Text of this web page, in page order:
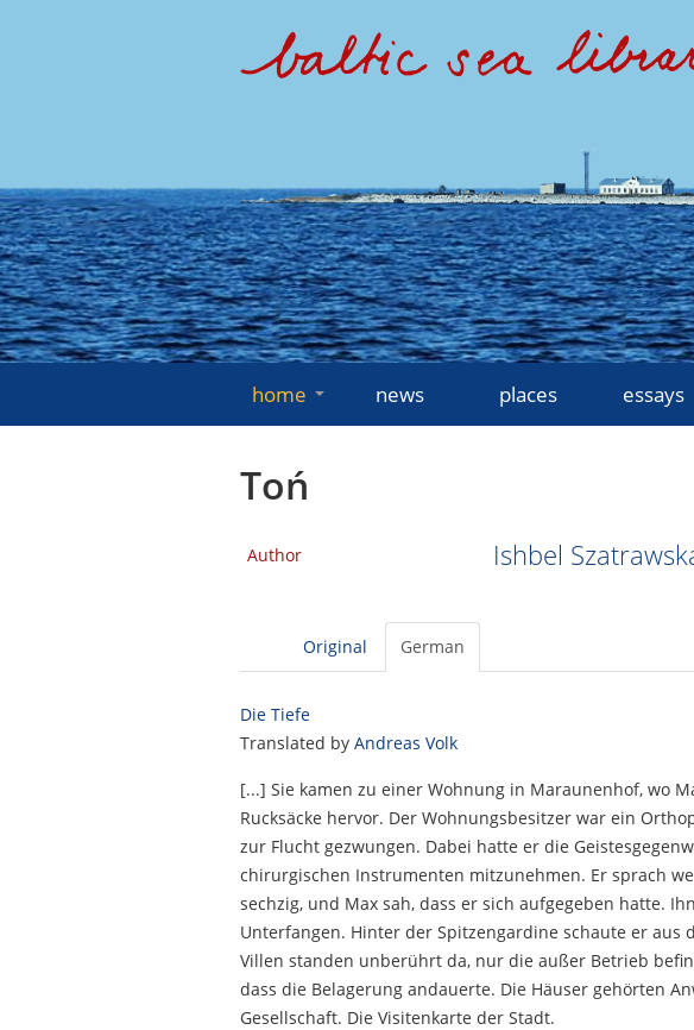
home news places essays
Toń
Author Ishbel
Original German
Die Tiefe
Translated by Andreas Volk
[...] Sie kamen zu einer Wohnung in Maraunenhof, wo
Rucksäcke hervor. Der Wohnungsbesitzer war ein
zur Flucht gezwungen. Dabei hatte er die
chirurgischen Instrumenten mitzunehmen. Er sprach
sechzig, und Max sah, dass er sich aufgegeben hatte.
Unterfangen. Hinter der Spitzengardine schaute er
Villen standen unberührt da, nur die außer Betrieb
dass die Belagerung andauerte. Die Häuser gehörten
Gesellschaft. Die Visitenkarte der Stadt.